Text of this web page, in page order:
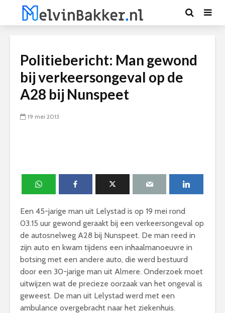
Politiebericht: Man gewond
bij verkeersongeval op de
A28 bij Nunspeet
19 mei 2013
Een 45-jarige man uit Lelystad is op 19 mei rond
03.15 uur gewond geraakt bij een verkeersongeval op
de autosnelweg A28 bij Nunspeet. De man reed in
zijn auto en kwam tijdens een inhaalmanoeuvre in
botsing met een andere auto, die werd bestuurd
door een 30-jarige man uit Almere. Onderzoek moet
uitwijzen wat de precieze oorzaak van het ongeval is
geweest. De man uit Lelystad werd met een
ambulance overgebracht naar het ziekenhuis.